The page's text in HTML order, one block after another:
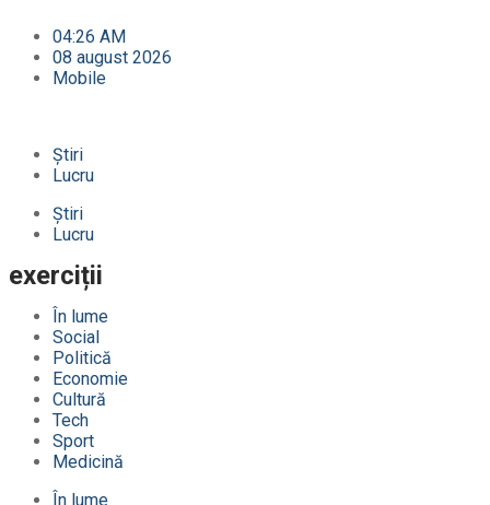
04:26 AM
08 august 2026
Mobile
Știri
Lucru
Știri
Lucru
exerciții
În lume
Social
Politică
Economie
Cultură
Tech
Sport
Medicină
În lume